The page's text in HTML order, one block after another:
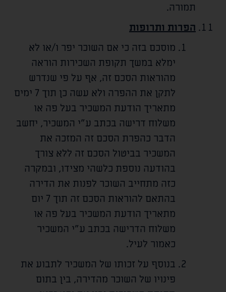
תמורה.
הפרות ותרופות
מוסכם בזה כי אם השוכר יפר ו/או לא
ימלא במשך תקופת השכירות הוראה
מהוראות הסכם זה, אף על פי שנדרש
לתקן את ההפרה ולא עשה כן תוך 7 ימים
מתאריך הודעת המשכיר בעל פה או
משלוח דרישה בכתב ע"י המשכיר, יחשב
הדבר כהפרת הסכם זה המזכה את
המשכיר בביטול הסכם זה ללא צורך
בהודעה נוספת כלשהי מצידו, ובמקרה
כזה מתחייב השוכר לפנות את הדירה
בהתאם להוראות הסכם זה תוך 7 יום
מתאריך הודעת המשכיר בעל פה או
משלוח הדרישה בכתב ע"י המשכיר
כאמור לעיל.
בנוסף על זכותו של המשכיר לתבוע את
פינויו של השוכר מהדירה, בין בתום